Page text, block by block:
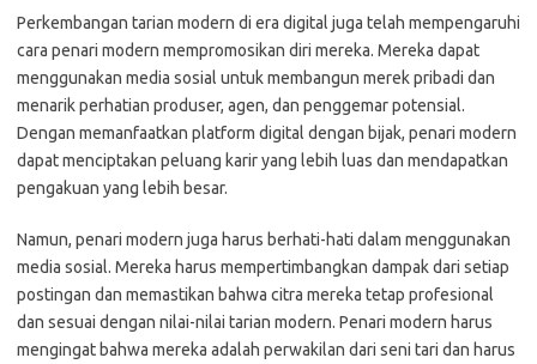
Perkembangan tarian modern di era digital juga telah mempengaruhi
cara penari modern mempromosikan diri mereka. Mereka dapat
menggunakan media sosial untuk membangun merek pribadi dan
menarik perhatian produser, agen, dan penggemar potensial.
Dengan memanfaatkan platform digital dengan bijak, penari modern
dapat menciptakan peluang karir yang lebih luas dan mendapatkan
pengakuan yang lebih besar.
Namun, penari modern juga harus berhati-hati dalam menggunakan
media sosial. Mereka harus mempertimbangkan dampak dari setiap
postingan dan memastikan bahwa citra mereka tetap profesional
dan sesuai dengan nilai-nilai tarian modern. Penari modern harus
mengingat bahwa mereka adalah perwakilan dari seni tari dan harus